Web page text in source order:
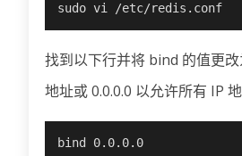
sudo vi /etc/redis.conf
找到以下行并将 bind 的值更
地址或 0.0.0.0 以允许所有 IP 地
bind 0.0.0.0